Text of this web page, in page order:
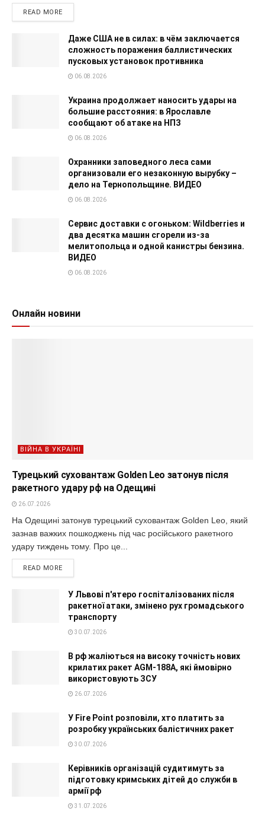
READ MORE
Даже США не в силах: в чём заключается
сложность поражения баллистических
пусковых установок противника
06.08.2026
Украина продолжает наносить удары на
большие расстояния: в Ярославле
сообщают об атаке на НПЗ
06.08.2026
Охранники заповедного леса сами
организовали его незаконную вырубку –
дело на Тернопольщине. ВИДЕО
06.08.2026
Сервис доставки с огоньком: Wildberries и
два десятка машин сгорели из-за
мелитопольца и одной канистры бензина.
ВИДЕО
06.08.2026
Онлайн новини
ВІЙНА В УКРАЇНІ
Турецький суховантаж Golden Leo затонув після
ракетного удару рф на Одещині
26.07.2026
На Одещині затонув турецький суховантаж Golden Leo, який
зазнав важких пошкоджень під час російського ракетного
удару тиждень тому. Про це...
READ MORE
У Львові п'ятеро госпіталізованих після
ракетної атаки, змінено рух громадського
транспорту
30.07.2026
В рф жаліються на високу точність нових
крилатих ракет AGM-188A, які ймовірно
використовують ЗСУ
26.07.2026
У Fire Point розповіли, хто платить за
розробку українських балістичних ракет
30.07.2026
Керівників організацій судитимуть за
підготовку кримських дітей до служби в
армії рф
31.07.2026